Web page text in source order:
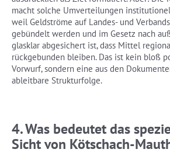
macht solche Umverteilungen
weil Geldströme auf Landes- und
gebündelt werden und im Gesetz nach
glasklar abgesichert ist, dass Mittel
rückgebunden bleiben. Das ist kein bloß
Vorwurf, sondern eine aus den
ableitbare Strukturfolge.
4. Was bedeutet das
Sicht von Kötschach-